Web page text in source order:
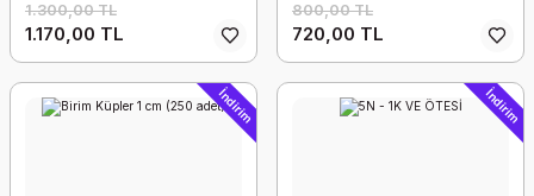
1.300,00 TL
1.170,00 TL
800,00 TL
720,00 TL
İndirim İndirim